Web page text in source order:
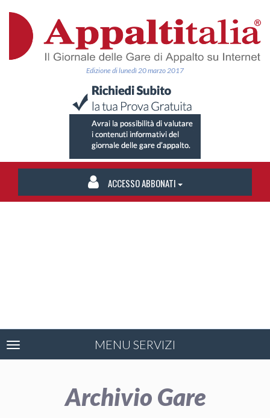
Edizione di lunedì 20 marzo 2017
ACCESSO ABBONATI
MENU SERVIZI
Toggle
navigation
Archivio Gare